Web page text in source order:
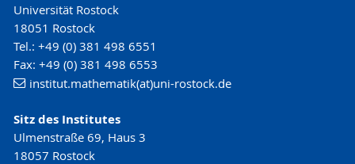
Universität Rostock
18051 Rostock
Tel.: +49 (0) 381 498 6551
Fax: +49 (0) 381 498 6553
institut.mathematik(at)uni-rostock.de
Sitz des Institutes
Ulmenstraße 69, Haus 3
18057 Rostock